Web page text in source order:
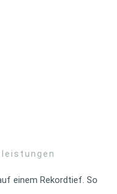
einem Rekordtief. So